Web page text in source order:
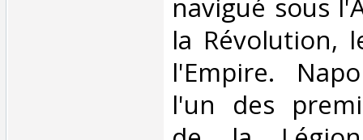
navigué sous
la Révolution,
l'Empire.
l'un des